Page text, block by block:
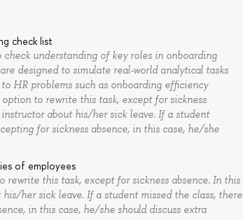
check list
understanding of key roles in onboarding
designed to simulate real-world analytical tasks
HR problems such as onboarding efficiency
to rewrite this task, except for sickness
about his/her sick leave. If a student
for sickness absence, in this case, he/she
of employees
this task, except for sickness absence. In this
her sick leave. If a student missed the class, there
in this case, he/she should discuss extra